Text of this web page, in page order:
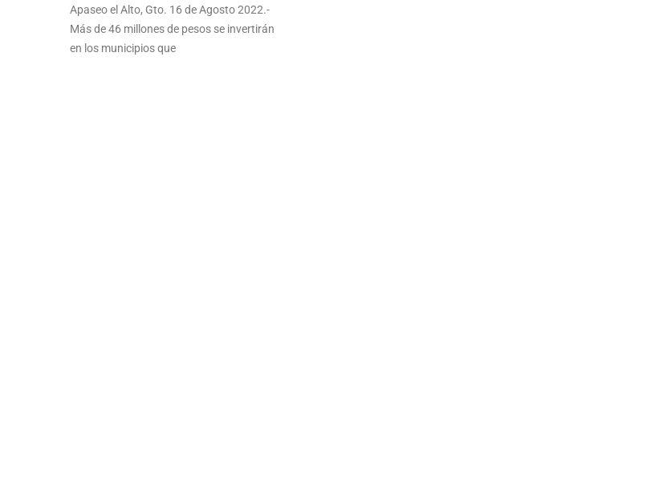
Apaseo el Alto, Gto. 16 de Agosto 2022.-
Más de 46 millones de pesos se invertirán
en los municipios que